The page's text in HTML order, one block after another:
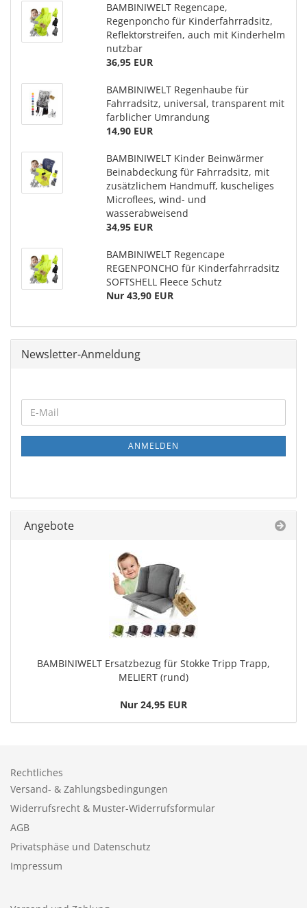
BAMBINIWELT Regencape,
Regenponcho für Kinderfahrradsitz,
Reflektorstreifen, auch mit Kinderhelm
nutzbar
36,95 EUR
BAMBINIWELT Regenhaube für
Fahrradsitz, universal, transparent mit
farblicher Umrandung
14,90 EUR
BAMBINIWELT Kinder Beinwärmer
Beinabdeckung für Fahrradsitz, mit
zusätzlichem Handmuff, kuscheliges
Microflees, wind- und
wasserabweisend
34,95 EUR
BAMBINIWELT Regencape
REGENPONCHO für Kinderfahrradsitz
SOFTSHELL Fleece Schutz
Nur 43,90 EUR
Newsletter-Anmeldung
ANMELDEN
Angebote
BAMBINIWELT Ersatzbezug für Stokke Tripp Trapp,
MELIERT (rund)
Nur 24,95 EUR
Rechtliches
Versand- & Zahlungsbedingungen
Widerrufsrecht & Muster-Widerrufsformular
AGB
Privatsphäse und Datenschutz
Impressum